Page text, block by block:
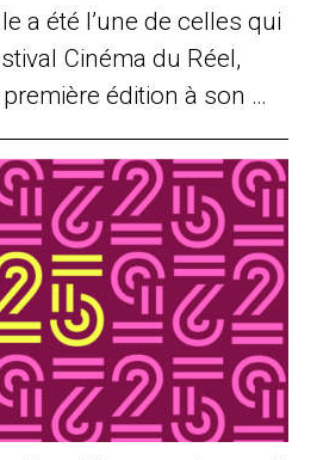
a été l’une de celles qui
Cinéma du Réel,
édition à son …